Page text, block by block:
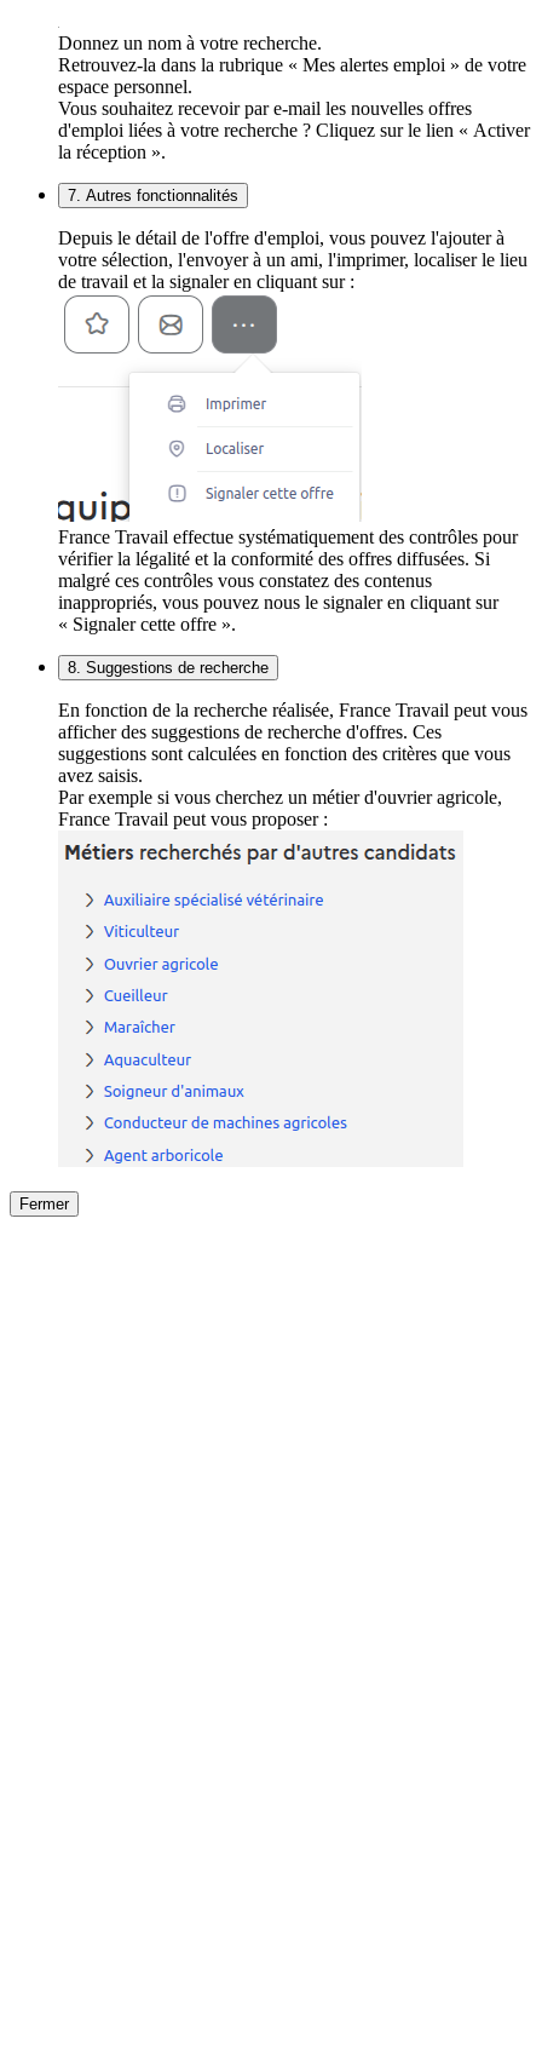
Donnez un nom à votre recherche.
Retrouvez-la dans la rubrique « Mes alertes emploi » de votre
espace personnel.
Vous souhaitez recevoir par e-mail les nouvelles offres
d'emploi liées à votre recherche ? Cliquez sur le lien « Activer
la réception ».
7. Autres fonctionnalités
Depuis le détail de l'offre d'emploi, vous pouvez l'ajouter à
votre sélection, l'envoyer à un ami, l'imprimer, localiser le lieu
de travail et la signaler en cliquant sur :
France Travail effectue systématiquement des contrôles pour
vérifier la légalité et la conformité des offres diffusées. Si
malgré ces contrôles vous constatez des contenus
inappropriés, vous pouvez nous le signaler en cliquant sur
« Signaler cette offre ».
8. Suggestions de recherche
En fonction de la recherche réalisée, France Travail peut vous
afficher des suggestions de recherche d'offres. Ces
suggestions sont calculées en fonction des critères que vous
avez saisis.
Par exemple si vous cherchez un métier d'ouvrier agricole,
France Travail peut vous proposer :
Fermer